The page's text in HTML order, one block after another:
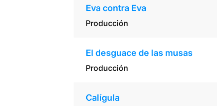
Eva contra Eva
Producción
El desguace de las musas
Producción
Calígula